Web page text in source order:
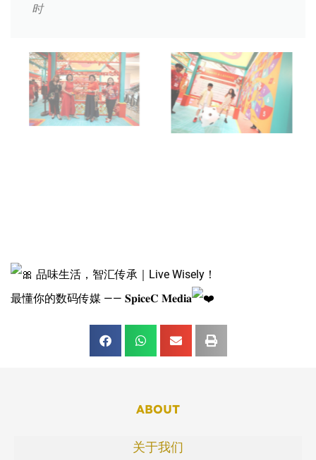
时
品味生活，智汇传承｜Live Wisely！
最懂你的数码传媒 —— 𝐒𝐩𝐢𝐜𝐞𝐂 𝐌𝐞𝐝𝐢𝐚
ABOUT
关于我们